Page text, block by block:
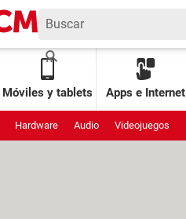
Móviles y tablets Apps e Internet
Hardware Audio Videojuegos